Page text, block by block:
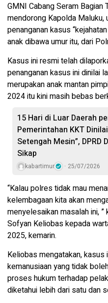
GMNI Cabang Seram Bagian
mendorong Kapolda Maluku,
penanganan kasus
anak dibawa umur itu, dari
Kasus ini resmi telah
penanganan kasus ini dinilai
merupakan anak mantan
2024 itu kini masih bebas
15 Hari di Luar Daerah
Pemerintahan KKT
Setengah Mesin”, DPRD
Sikap
kabartimur 25/07/2026
“Kalau polres tidak mau
kelembagaan kita akan
menyelesaikan masalah ini,
Sofyan Keliobas kepada
2025, kemarin.
Keliobas mengatakan, kasus
kemanusiaan yang tidak
proses hukum terhadap
diketahui lebih dari satu dan